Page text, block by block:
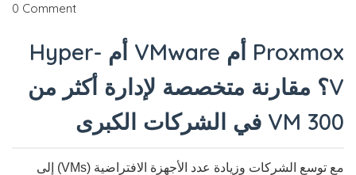
0 Comment
Proxmox أم VMware أم Hyper-
V؟ مقارنة متخصصة لإدارة أكثر من
300 VM في الشركات الكبرى
مع توسع الشركات وزيادة عدد الأجهزة الافتراضية (VMs) إلى